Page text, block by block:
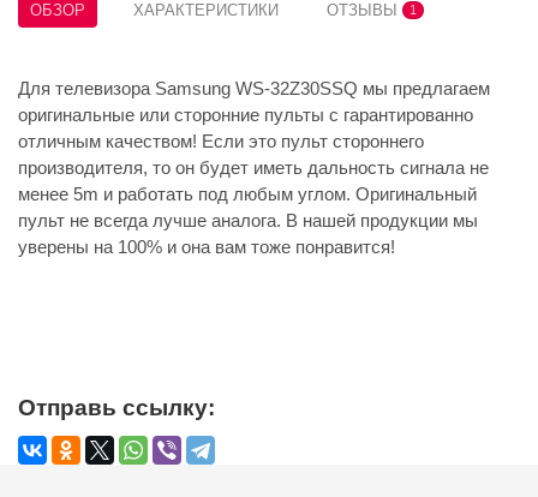
ОБЗОР ХАРАКТЕРИСТИКИ ОТЗЫВЫ 1
Для телевизора Samsung WS-32Z30SSQ мы предлагаем
оригинальные или сторонние пульты с гарантированно
отличным качеством! Если это пульт стороннего
производителя, то он будет иметь дальность сигнала не
менее 5m и работать под любым углом. Оригинальный
пульт не всегда лучше аналога. В нашей продукции мы
уверены на 100% и она вам тоже понравится!
Отправь ссылку: